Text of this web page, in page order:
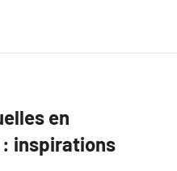
en
inspirations